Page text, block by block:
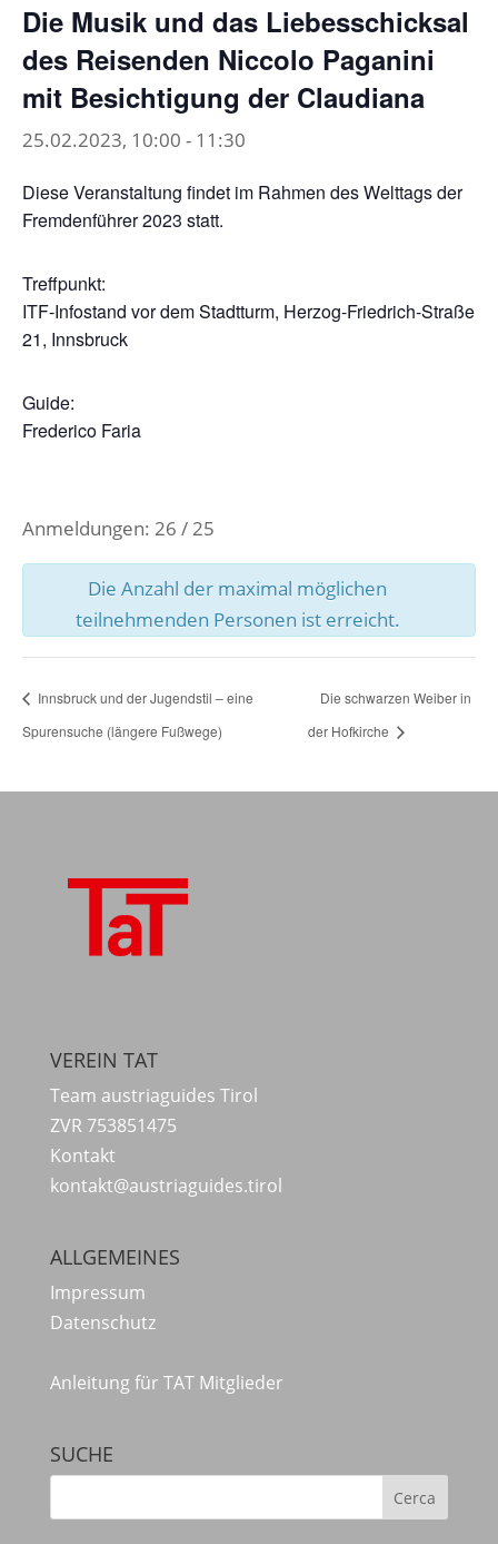
Die Musik und das Liebesschicksal
des Reisenden Niccolo Paganini
mit Besichtigung der Claudiana
25.02.2023, 10:00 - 11:30
Diese Veranstaltung findet im Rahmen des Welttags der
Fremdenführer 2023 statt.
Treffpunkt:
ITF-Infostand vor dem Stadtturm, Herzog-Friedrich-Straße
21, Innsbruck
Guide:
Frederico Faria
Anmeldungen: 26 / 25
Die Anzahl der maximal möglichen
teilnehmenden Personen ist erreicht.
Innsbruck und der Jugendstil – eine
Spurensuche (längere Fußwege)
Die schwarzen Weiber in
der Hofkirche
VEREIN TAT
Team austriaguides Tirol
ZVR 753851475
Kontakt
kontakt@austriaguides.tirol
ALLGEMEINES
Impressum
Datenschutz
Anleitung für TAT Mitglieder
SUCHE